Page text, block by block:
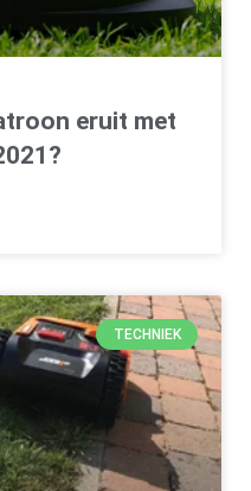
eruit met
TECHNIEK